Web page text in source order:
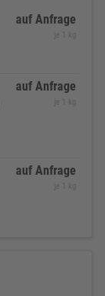
auf Anfrage
je 1 kg
auf Anfrage
je 1 kg
auf Anfrage
je 1 kg